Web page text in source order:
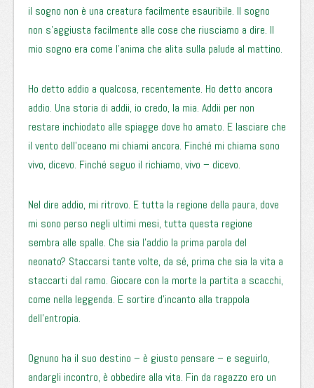
il sogno non è una creatura facilmente esauribile. Il sogno
non s’aggiusta facilmente alle cose che riusciamo a dire. Il
mio sogno era come l’anima che alita sulla palude al mattino.
Ho detto addio a qualcosa, recentemente. Ho detto ancora
addio. Una storia di addii, io credo, la mia. Addii per non
restare inchiodato alle spiagge dove ho amato. E lasciare che
il vento dell’oceano mi chiami ancora. Finché mi chiama sono
vivo, dicevo. Finché seguo il richiamo, vivo – dicevo.
Nel dire addio, mi ritrovo. E tutta la regione della paura, dove
mi sono perso negli ultimi mesi, tutta questa regione
sembra alle spalle. Che sia l’addio la prima parola del
neonato? Staccarsi tante volte, da sé, prima che sia la vita a
staccarti dal ramo. Giocare con la morte la partita a scacchi,
come nella leggenda. E sortire d’incanto alla trappola
dell’entropia.
Ognuno ha il suo destino – è giusto pensare – e seguirlo,
andargli incontro, è obbedire alla vita. Fin da ragazzo ero un